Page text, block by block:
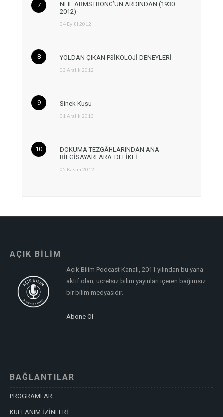
NEIL ARMSTRONG’UN ARDINDAN (1930 –
2012)
04 Eylül 2012
YOLDAN ÇIKAN PSİKOLOJİ DENEYLERİ
03 Aralık 2012
Sinek Kuşu
01 Aralık 2013
DOKUMA TEZGÂHLARINDAN ANA
BİLGİSAYARLARA: DELİKLİ…
05 Kasım 2012
AÇIK BİLİM
Açık Bilim Podcast Kanalı, 2011 yılından bu yana
aktif olan, ücretsiz bilim yayınları içeren bağımsız
bir bilim medyasıdır.
Abone Ol
BAĞLANTILAR
PROGRAMLAR
KULLANIM İZİNLERİ